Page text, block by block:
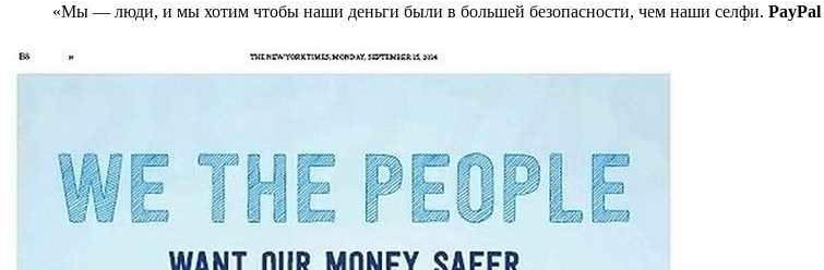
«Мы — люди, и мы хотим чтобы наши деньги были в большей безопасности, чем наши селфи. PayPal